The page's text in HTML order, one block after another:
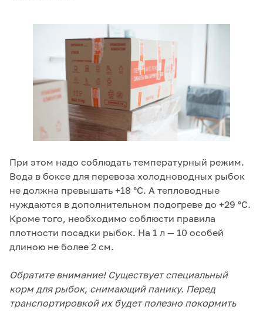
При этом надо соблюдать температурный режим.
Вода в боксе для перевоза холодноводных рыбок
не должна превышать +18 °С. А тепловодные
нуждаются в дополнительном подогреве до +29 °С.
Кроме того, необходимо соблюсти правила
плотности посадки рыбок. На 1 л — 10 особей
длиною не более 2 см.
Обратите внимание! Существует специальный
корм для рыбок, снимающий панику. Перед
транспортировкой их будет полезно покормить